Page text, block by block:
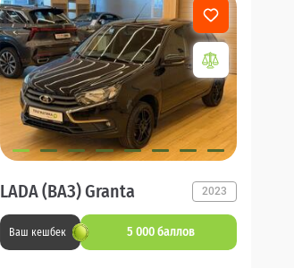
LADA (ВАЗ) Granta 2023
Ваш кешбек 5 000 баллов